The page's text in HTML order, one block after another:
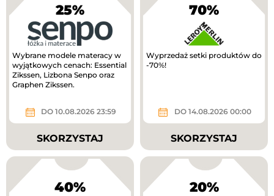
25%
Wybrane modele materacy w
wyjątkowych cenach: Essential
Zikssen, Lizbona Senpo oraz
Graphen Zikssen.
DO 10.08.2026 23:59
SKORZYSTAJ
70%
Wyprzedaż setki produktów do
-70%!
DO 14.08.2026 00:00
SKORZYSTAJ
40% 20%